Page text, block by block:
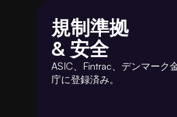
規制準拠
& 安全
ASIC、Fintrac、デンマーク
庁に登録済み。